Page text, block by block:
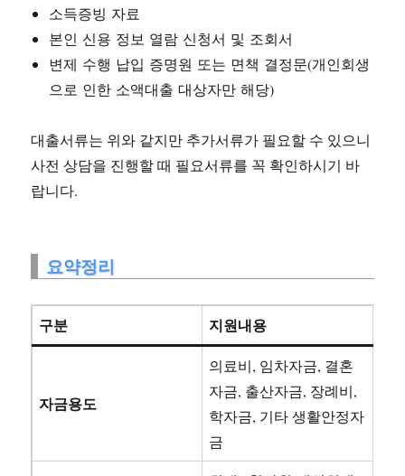
소득증빙 자료
본인 신용 정보 열람 신청서 및 조회서
변제 수행 납입 증명원 또는 면책 결정문(개인회생
으로 인한 소액대출 대상자만 해당)
대출서류는 위와 같지만 추가서류가 필요할 수 있으니
사전 상담을 진행할 때 필요서류를 꼭 확인하시기 바
랍니다.
요약정리
구분 지원내용
자금용도
의료비, 임차자금, 결혼
자금, 출산자금, 장례비,
학자금, 기타 생활안정자
금